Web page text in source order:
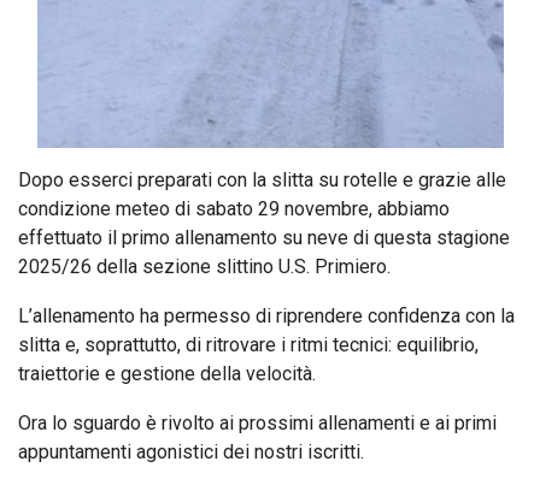
Dopo esserci preparati con la slitta su rotelle e grazie alle
condizione meteo di sabato 29 novembre, abbiamo
effettuato il primo allenamento su neve di questa stagione
2025/26 della sezione slittino U.S. Primiero.
L’allenamento ha permesso di riprendere confidenza con la
slitta e, soprattutto, di ritrovare i ritmi tecnici: equilibrio,
traiettorie e gestione della velocità.
Ora lo sguardo è rivolto ai prossimi allenamenti e ai primi
appuntamenti agonistici dei nostri iscritti.